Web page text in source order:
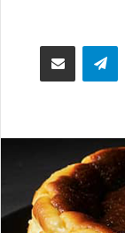
واتساب تيلقرام مشاكة بواسطة البريد